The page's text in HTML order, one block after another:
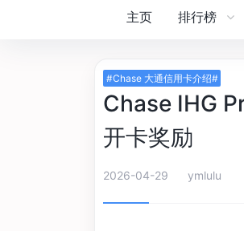
主页 排行榜
#Chase 大通信用卡介绍#
Chase IHG
开卡奖励
2026-04-29 ymlulu